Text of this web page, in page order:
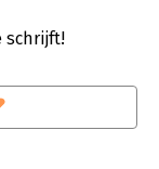
schrijft!